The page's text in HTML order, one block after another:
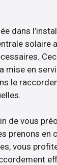
dans
solaire
mise en
le
de vous
prenons en
vous